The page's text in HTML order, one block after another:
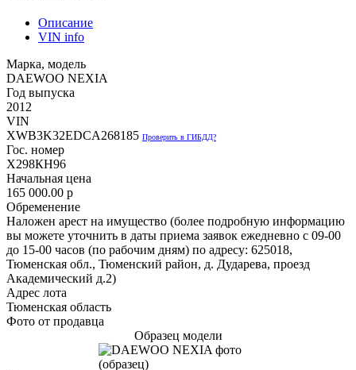
Описание
VIN info
Марка, модель
DAEWOO NEXIA
Год выпуска
2012
VIN
XWB3K32EDCA268185 Проверить в ГИБДД?
Гос. номер
Х298КН96
Начальная цена
165 000.00 p
Обременение
Наложен арест на имущество (более подробную информацию
вы можете уточнить в даты приема заявок ежедневно с 09-00
до 15-00 часов (по рабочим дням) по адресу: 625018,
Тюменская обл., Тюменский район, д. Дударева, проезд
Академический д.2)
Адрес лота
Тюменская область
Фото от продавца
Образец модели